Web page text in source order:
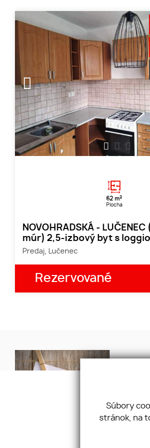
62 m2
Plocha
NOVOHRADSKÁ -
múr) 2,5-izbový byt s
Predaj, Lučenec
Rezervované
Súbory
stránok, na